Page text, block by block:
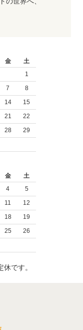
金
土
1
7
8
14
15
21
22
28
29
金
土
4
5
11
12
18
19
25
26
です。